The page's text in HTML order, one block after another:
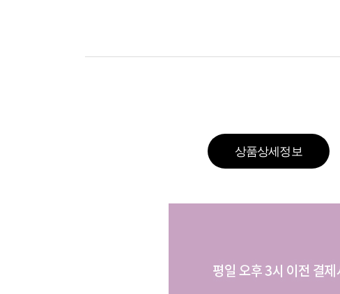
상품상세정보